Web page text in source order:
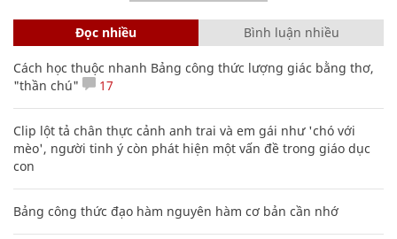
Đọc nhiều Bình luận nhiều
Cách học thuộc nhanh Bảng công thức lượng giác bằng thơ,
"thần chú"
17
Clip lột tả chân thực cảnh anh trai và em gái như 'chó với
mèo', người tinh ý còn phát hiện một vấn đề trong giáo dục
con
Bảng công thức đạo hàm nguyên hàm cơ bản cần nhớ